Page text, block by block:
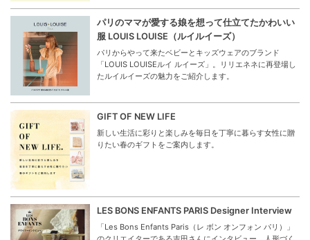
パリのママが愛する娘を想って仕立てたかわいい
服 LOUIS LOUISE（ルイルイーズ）
パリからやって来たベビーとキッズウェアのブランド
「LOUIS LOUISEルイ ルイーズ」。リリエネネに再登場し
たルイルイーズの魅力をご紹介します。
GIFT OF NEW LIFE
新しい生活に彩りと楽しみを毎日を丁寧に暮らす女性に贈
りたい春のギフトをご案内します。
LES BONS ENFANTS PARIS Designer Interview
「Les Bons Enfants Paris（レ ボン オンフォン パリ）」